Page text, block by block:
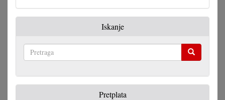
Iskanje
Pretplata